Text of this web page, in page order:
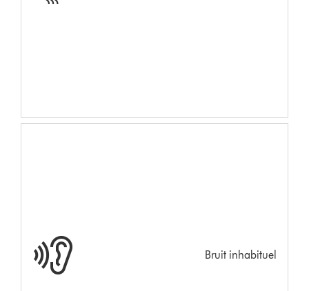
Bruit inhabituel